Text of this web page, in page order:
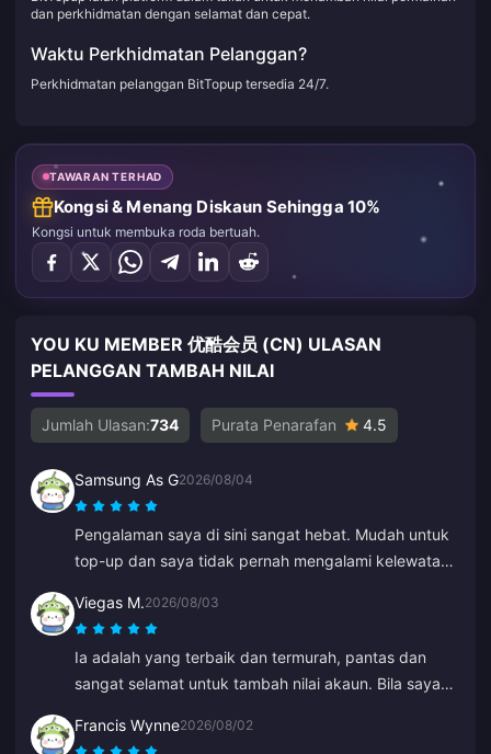
dan perkhidmatan dengan selamat dan cepat.
Waktu Perkhidmatan Pelanggan?
Perkhidmatan pelanggan BitTopup tersedia 24/7.
TAWARAN TERHAD
Kongsi & Menang Diskaun Sehingga 10%
Kongsi untuk membuka roda bertuah.
YOU KU MEMBER 优酷会员 (CN) ULASAN
PELANGGAN TAMBAH NILAI
Jumlah Ulasan:734 Purata Penarafan 4.5
Samsung As G2026/08/04
Pengalaman saya di sini sangat hebat. Mudah untuk
top-up dan saya tidak pernah mengalami kelewatan.
ini.
Viegas M.2026/08/03
Ia adalah yang terbaik dan termurah, pantas dan
sangat selamat untuk tambah nilai akaun. Bila saya
cepat dan tambah nilai ke ID yang betul.
Francis Wynne2026/08/02